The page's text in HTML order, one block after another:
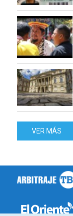
VER MÁS